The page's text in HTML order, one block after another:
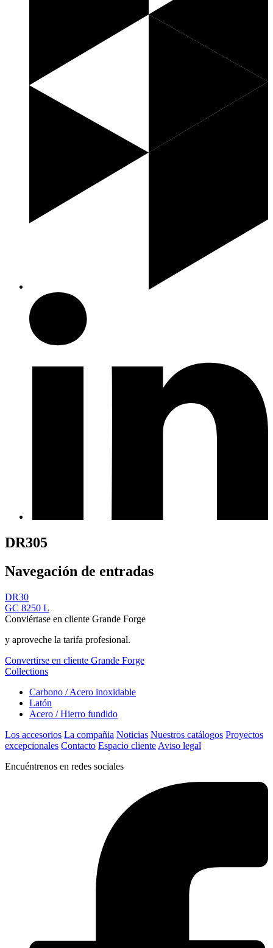
DR305
Navegación de entradas
DR30
GC 8250 L
Conviértase en cliente Grande Forge
y aproveche la tarifa profesional.
Convertirse en cliente Grande Forge
Collections
Carbono / Acero inoxidable
Latón
Acero / Hierro fundido
Los accesorios La compañia Noticias Nuestros catálogos Proyectos
excepcionales Contacto Espacio cliente Aviso legal
Encuéntrenos en redes sociales